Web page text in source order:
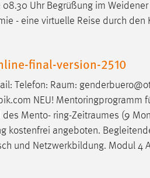
Uhr Begrüßung im Weidener
- eine virtuelle Reise durch den
final-version-2510
Telefon: Raum:
NEU!
des Mento- ring-Zeitraumes (9
kostenfrei angeboten.
und Netzwerkbildung. Modul 4